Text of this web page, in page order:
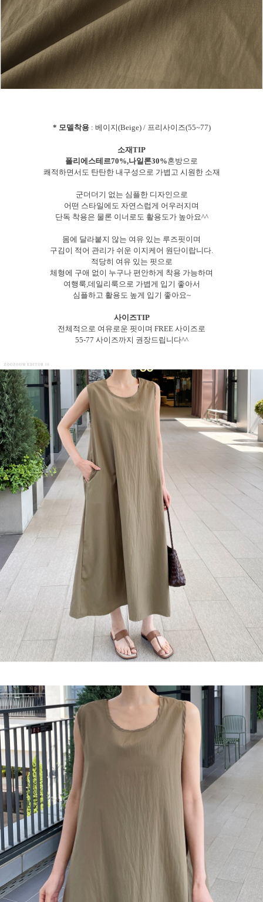
* 모델착용: 베이지(Beige) / 프리사이즈(55~77)
소재TIP
폴리에스테르70%,나일론30%혼방으로
쾌적하면서도 탄탄한 내구성으로 가볍고 시원한 소재
군더더기 없는 심플한 디자인으로
어떤 스타일에도 자연스럽게 어우러지며
단독 착용은 물론 이너로도 활용도가 높아요^^
몸에 달라붙지 않는 여유 있는 루즈핏이며
구김이 적어 관리가 쉬운 이지케어 원단이랍니다.
적당히 여유 있는 핏으로
체형에 구애 없이 누구나 편안하게 착용 가능하며
여행룩,데일리룩으로 가볍게 입기 좋아서
심플하고 활용도 높게 입기 좋아요~
사이즈TIP
전체적으로 여유로운 핏이며 FREE 사이즈로
55-77 사이즈까지 권장드립니다^^